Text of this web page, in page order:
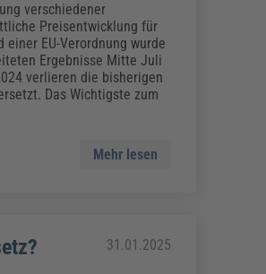
verschiedener
Preisentwicklung für
EU-Verordnung wurde
Ergebnisse Mitte Juli
verlieren die bisherigen
Das Wichtigste zum
Mehr lesen
31.01.2025